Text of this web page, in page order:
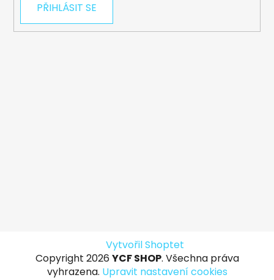
PŘIHLÁSIT SE
Vytvořil Shoptet
Copyright 2026 YCF SHOP. Všechna práva
vyhrazena. Upravit nastavení cookies